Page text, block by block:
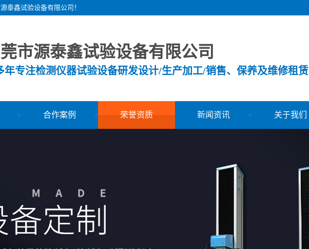
鑫试验设备有限公司！
市源泰鑫试验设备有限公司
年专注检测仪器试验设备研发设计/生产加工/销售、保养及维修租赁
合作案例 荣誉资质 新闻资讯 关于我们